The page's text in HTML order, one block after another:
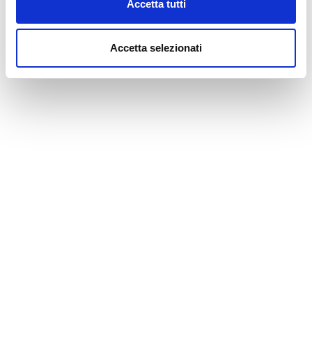
Accetta tutti
Accetta selezionati